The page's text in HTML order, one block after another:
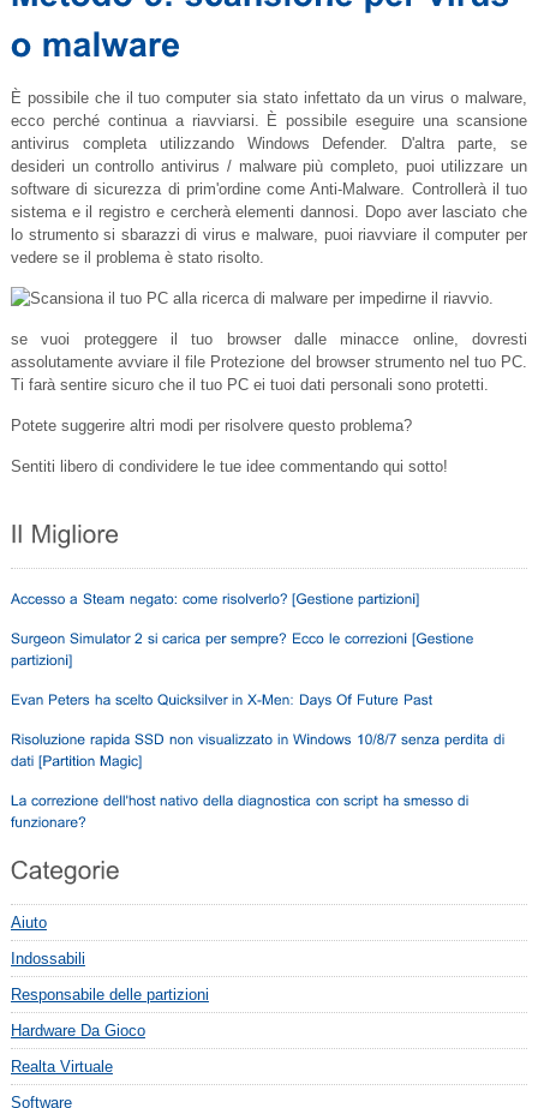
È possibile che il tuo computer sia stato infettato da un virus o malware,
ecco perché continua a riavviarsi. È possibile eseguire una scansione
antivirus completa utilizzando Windows Defender. D'altra parte, se
desideri un controllo antivirus / malware più completo, puoi utilizzare un
software di sicurezza di prim'ordine come Anti-Malware. Controllerà il tuo
sistema e il registro e cercherà elementi dannosi. Dopo aver lasciato che
lo strumento si sbarazzi di virus e malware, puoi riavviare il computer per
vedere se il problema è stato risolto.
se vuoi proteggere il tuo browser dalle minacce online, dovresti
assolutamente avviare il file Protezione del browser strumento nel tuo PC.
Ti farà sentire sicuro che il tuo PC ei tuoi dati personali sono protetti.
Potete suggerire altri modi per risolvere questo problema?
Sentiti libero di condividere le tue idee commentando qui sotto!
Aiuto
Indossabili
Responsabile delle partizioni
Hardware Da Gioco
Realta Virtuale
Software